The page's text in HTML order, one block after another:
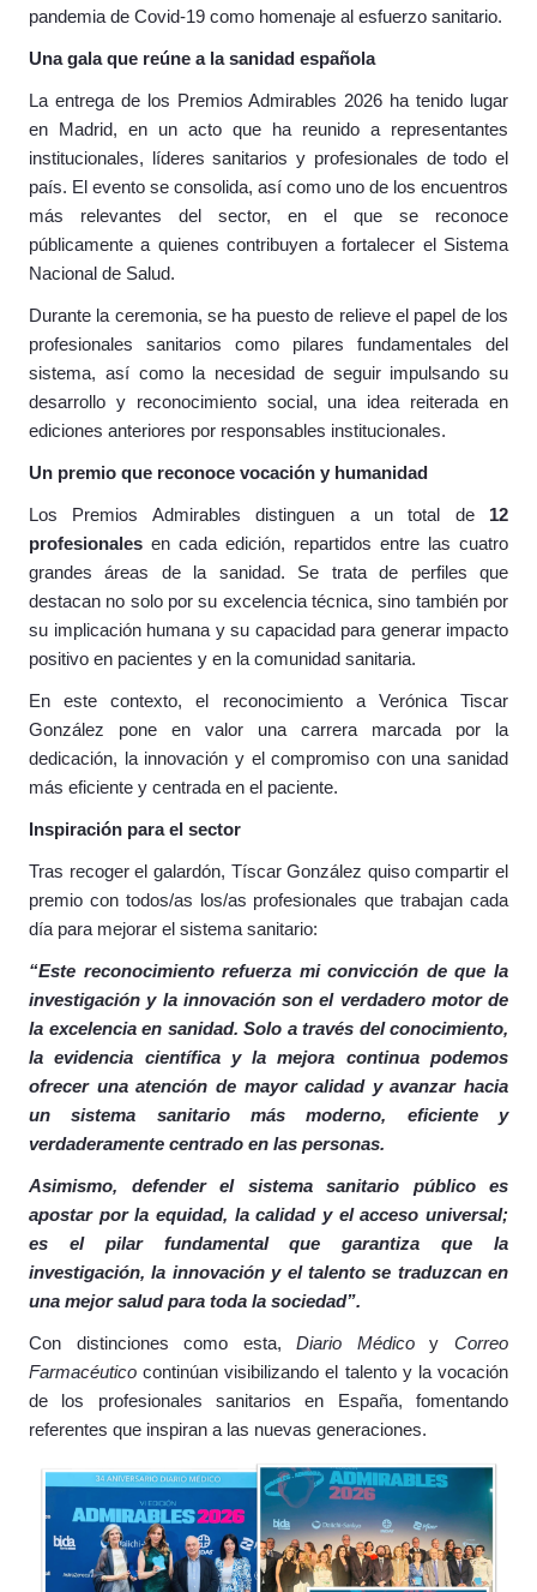
pandemia de Covid-19 como homenaje al esfuerzo sanitario.
Una gala que reúne a la sanidad española
La entrega de los Premios Admirables 2026 ha tenido lugar
en Madrid, en un acto que ha reunido a representantes
institucionales, líderes sanitarios y profesionales de todo el
país. El evento se consolida, así como uno de los encuentros
más relevantes del sector, en el que se reconoce
públicamente a quienes contribuyen a fortalecer el Sistema
Nacional de Salud.
Durante la ceremonia, se ha puesto de relieve el papel de los
profesionales sanitarios como pilares fundamentales del
sistema, así como la necesidad de seguir impulsando su
desarrollo y reconocimiento social, una idea reiterada en
ediciones anteriores por responsables institucionales.
Un premio que reconoce vocación y humanidad
Los Premios Admirables distinguen a un total de 12
profesionales en cada edición, repartidos entre las cuatro
grandes áreas de la sanidad. Se trata de perfiles que
destacan no solo por su excelencia técnica, sino también por
su implicación humana y su capacidad para generar impacto
positivo en pacientes y en la comunidad sanitaria.
En este contexto, el reconocimiento a Verónica Tiscar
González pone en valor una carrera marcada por la
dedicación, la innovación y el compromiso con una sanidad
más eficiente y centrada en el paciente.
Inspiración para el sector
Tras recoger el galardón, Tíscar González quiso compartir el
premio con todos/as los/as profesionales que trabajan cada
día para mejorar el sistema sanitario:
“Este reconocimiento refuerza mi convicción de que la
investigación y la innovación son el verdadero motor de
la excelencia en sanidad. Solo a través del conocimiento,
la evidencia científica y la mejora continua podemos
ofrecer una atención de mayor calidad y avanzar hacia
un sistema sanitario más moderno, eficiente y
verdaderamente centrado en las personas.
Asimismo, defender el sistema sanitario público es
apostar por la equidad, la calidad y el acceso universal;
es el pilar fundamental que garantiza que la
investigación, la innovación y el talento se traduzcan en
una mejor salud para toda la sociedad”.
Con distinciones como esta,Diario MédicoyCorreo
Farmacéutico continúan visibilizando el talento y la vocación
de los profesionales sanitarios en España, fomentando
referentes que inspiran a las nuevas generaciones.